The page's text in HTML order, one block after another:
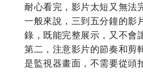
耐心看完，影片太短又無法
一般來說，三到五分鐘的影
錄，既能完整展示，又不會
第二，注意影片的節奏和剪
是監視器畫面，不需要從頭